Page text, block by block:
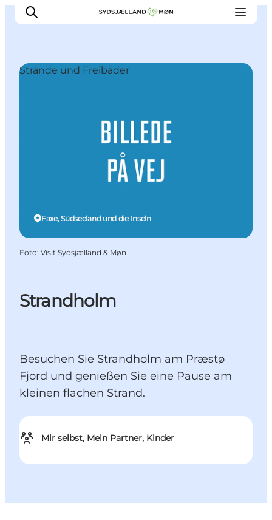
Städte und Orte
Strandholm
Besuchen Sie Strandholm am Præstø
Fjord und genießen Sie eine Pause am
kleinen flachen Strand.
Mir selbst, Mein Partner, Kinder
Faxe, Südseeland und die Inseln
Strände und Freibäder
Foto: Visit Sydsjælland & Møn